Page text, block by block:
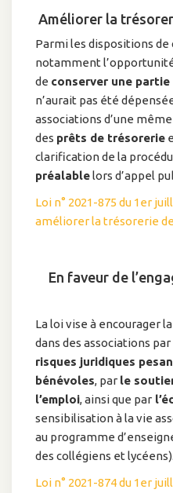
Améliorer la
Parmi les dispositions
notamment
de conserver une
n’aurait pas été
associations d’une
des prêts de trésorerie
clarification de la
préalablelors d’appel
Loi n° 2021-875 du 1er
améliorer la trésorerie
En faveur de
La loi vise à encourager
dans des associations par
risques juridiques
bénévoles, par le
l’emploi, ainsi que par
sensibilisation à la vie
au programme
des collégiens et lycéens).
Loi n° 2021-874 du 1er